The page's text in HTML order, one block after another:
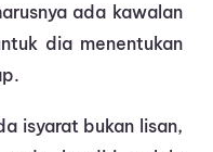
ada kawalan
dia menentukan
isyarat bukan lisan,